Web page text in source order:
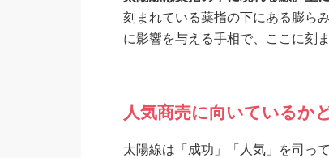
刻まれている薬指の下にある膨ら
に影響を与える手相で、ここに刻
人気商売に向いているか
太陽線は「成功」「人気」を司っ